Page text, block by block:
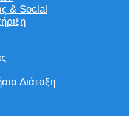
& Social
Διάταξη